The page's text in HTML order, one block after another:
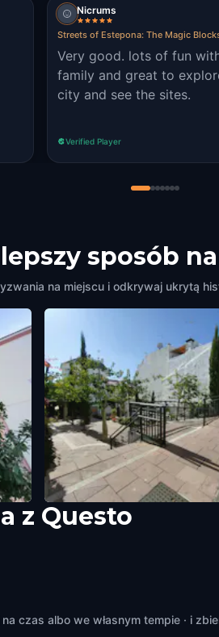
Nicrums
Streets of Estepona: The Magic
Very good. lots of fun
family and great to
city and see the sites.
Verified Player
sposób
na miejscu i odkrywaj ukrytą
PLAZA ANTONIO GALA
z Questo
czas albo we własnym tempie · i